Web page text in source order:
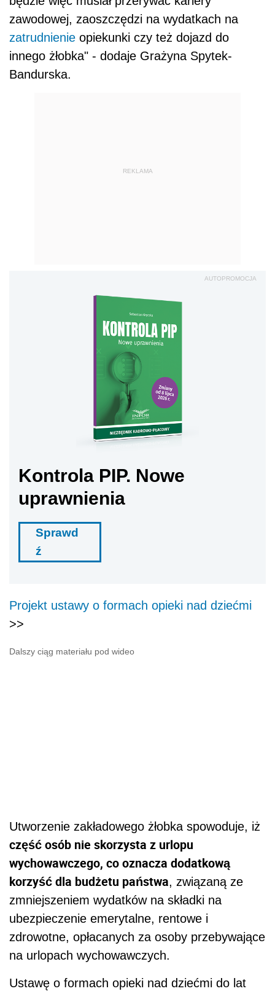
zawodowej, zaoszczędzi na wydatkach na
zatrudnienie opiekunki czy też dojazd do
innego żłobka" - dodaje Grażyna Spytek-
Bandurska.
REKLAMA
AUTOPROMOCJA
Kontrola PIP. Nowe
uprawnienia
Sprawd
ź
Projekt ustawy o formach opieki nad dziećmi
>>
Dalszy ciąg materiału pod wideo
Utworzenie zakładowego żłobka spowoduje, iż
część osób nie skorzysta z urlopu
wychowawczego, co oznacza dodatkową
korzyść dla budżetu państwa, związaną ze
zmniejszeniem wydatków na składki na
ubezpieczenie emerytalne, rentowe i
zdrowotne, opłacanych za osoby przebywające
na urlopach wychowawczych.
Ustawę o formach opieki nad dziećmi do lat